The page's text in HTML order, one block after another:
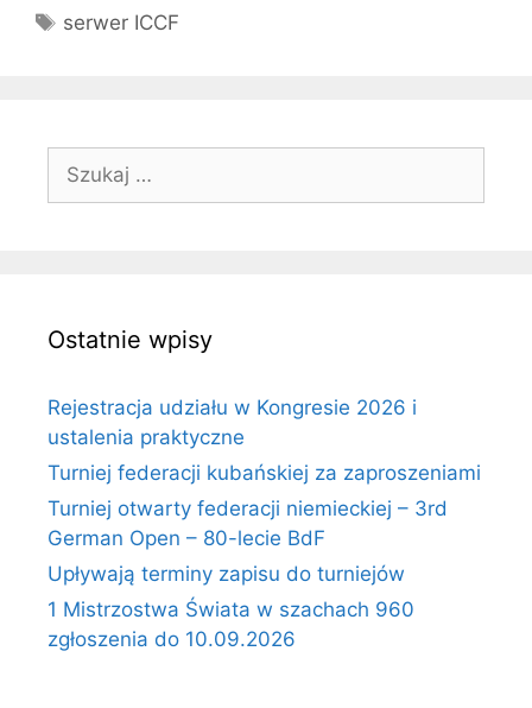
Tagi
serwer ICCF
Ostatnie wpisy
Rejestracja udziału w Kongresie 2026 i
ustalenia praktyczne
Turniej federacji kubańskiej za zaproszeniami
Turniej otwarty federacji niemieckiej – 3rd
German Open – 80-lecie BdF
Upływają terminy zapisu do turniejów
1 Mistrzostwa Świata w szachach 960
zgłoszenia do 10.09.2026